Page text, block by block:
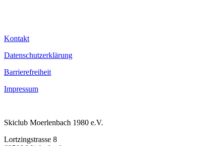
Kontakt
Datenschutzerklärung
Barrierefreiheit
Impressum
Skiclub Moerlenbach 1980 e.V.
Lortzingstrasse 8